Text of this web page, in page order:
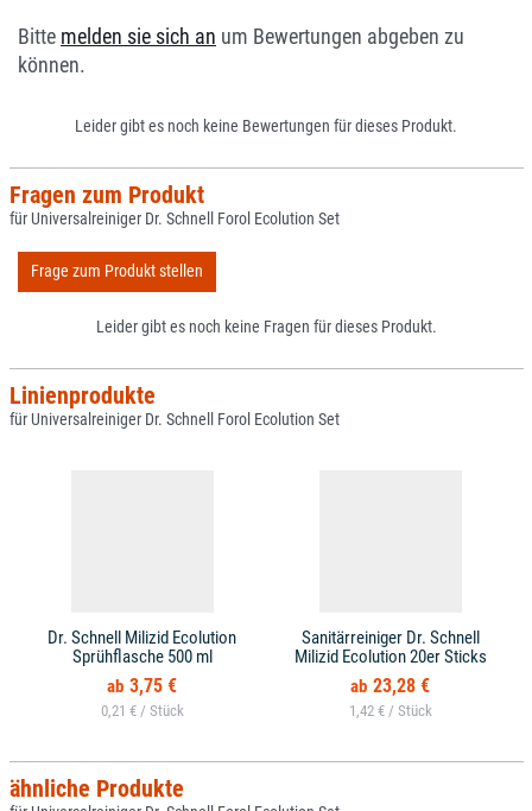
Bitte melden sie sich an um Bewertungen abgeben zu
können.
Leider gibt es noch keine Bewertungen für dieses Produkt.
Fragen zum Produkt
für Universalreiniger Dr. Schnell Forol Ecolution Set
Frage zum Produkt stellen
Leider gibt es noch keine Fragen für dieses Produkt.
Linienprodukte
für Universalreiniger Dr. Schnell Forol Ecolution Set
Dr. Schnell Milizid Ecolution
Sprühflasche 500 ml
3,75 €
0,21 € /
Sanitärreiniger Dr. Schnell
Milizid Ecolution 20er Sticks
23,28 €
1,42 € /
ähnliche Produkte